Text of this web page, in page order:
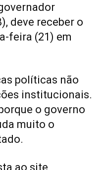
deve receber o
feira (21) em
políticas não
institucionais.
o governo
muito o
ao site